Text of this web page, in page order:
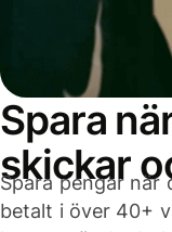
Spara
skickar
Spara pengar när
betalt i över 40+